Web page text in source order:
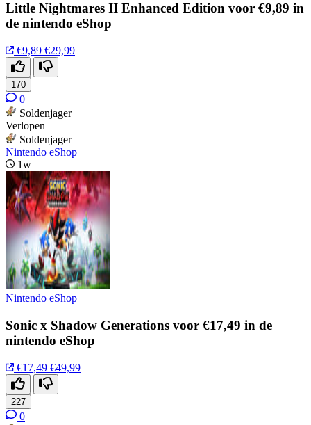
Little Nightmares II Enhanced Edition voor €9,89 in
de nintendo eShop
€9,89 €29,99
170
0
Soldenjager
Verlopen
Soldenjager
Nintendo eShop
1w
Nintendo eShop
Sonic x Shadow Generations voor €17,49 in de
nintendo eShop
€17,49 €49,99
227
0